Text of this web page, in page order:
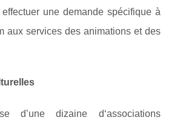
une demande spécifique à
aux services des animations et des
d’une dizaine d‘associations